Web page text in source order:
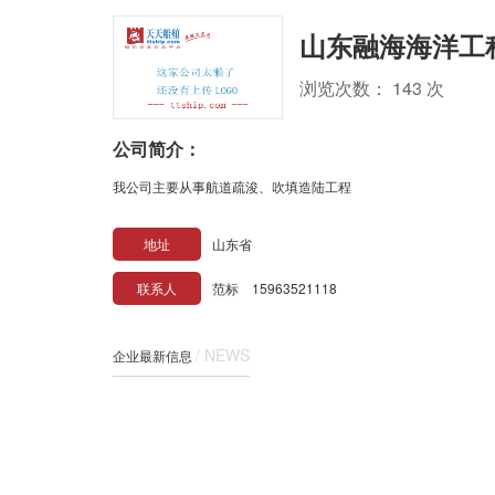
山东融海海洋工
浏览次数： 143 次
公司简介：
我公司主要从事航道疏浚、吹填造陆工程
地址 山东省
联系人 范标 15963521118
企业最新信息 / NEWS